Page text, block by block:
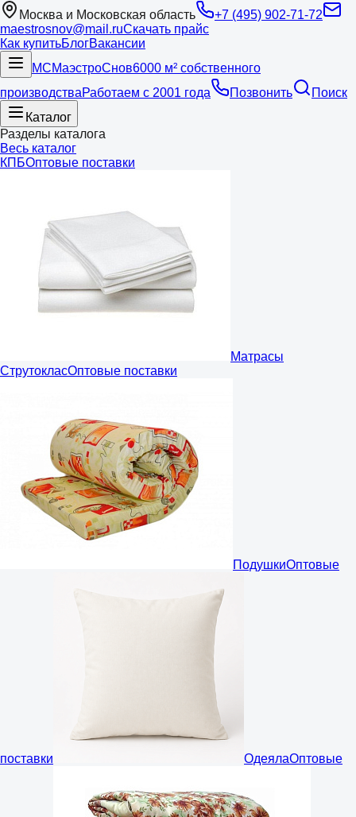
Москва и Московская область
+7 (495) 902-71-72
maestrosnov@mail.ruСкачать прайс
Как купитьБлогВакансии
МСМаэстроСнов6000 м² собственного
производстваРаботаем с 2001 года Позвонить
Поиск
Каталог
Разделы каталога
Весь каталог
КПБОптовые поставки
Матрасы
СтрутокласОптовые поставки
ПодушкиОптовые
поставки ОдеялаОптовые